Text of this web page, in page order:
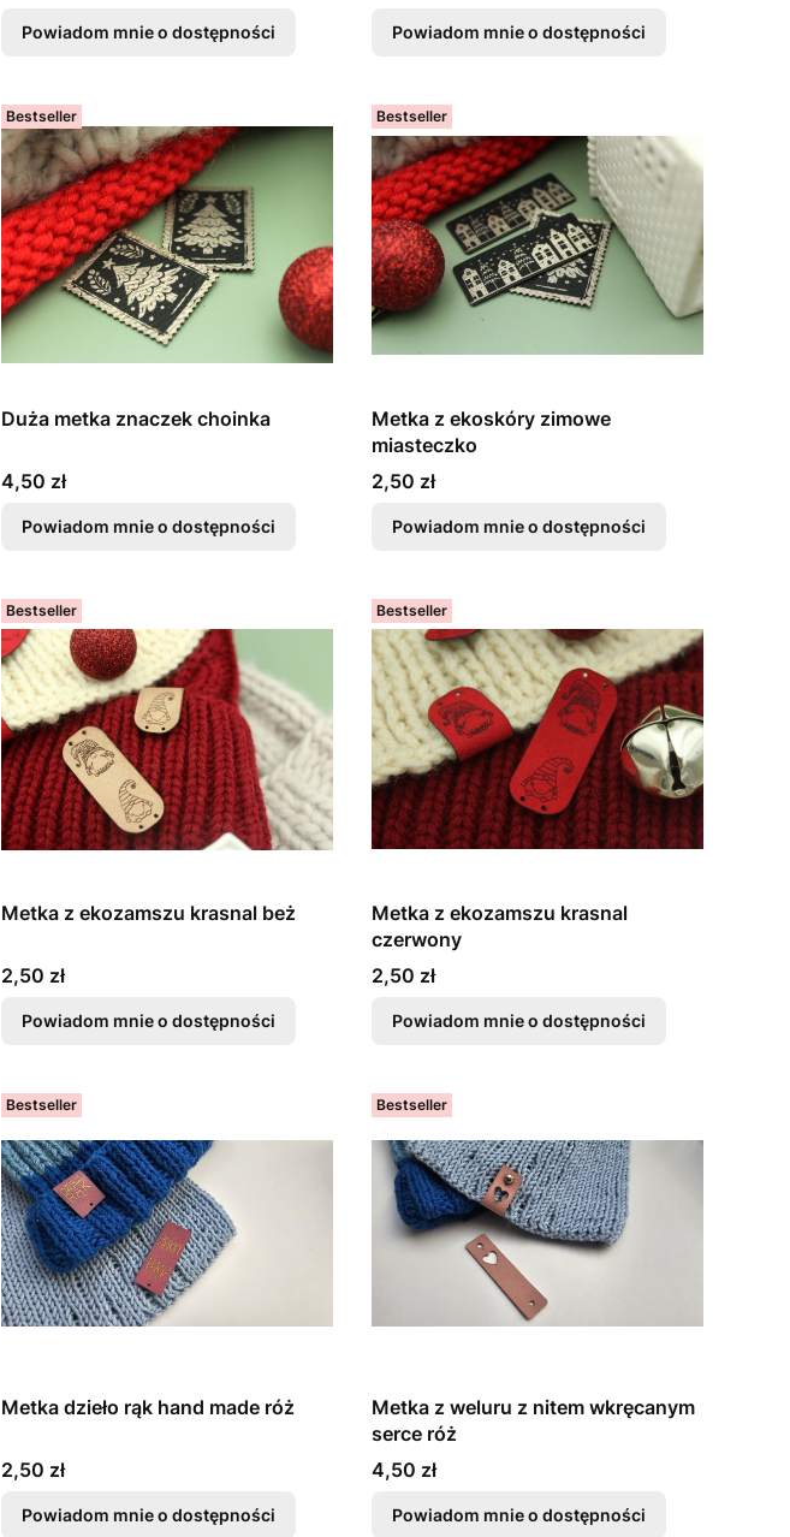
Powiadom mnie o dostępności Powiadom mnie o dostępności
Bestseller
Duża metka znaczek choinka
Cena
4,50 zł
Powiadom mnie o dostępności
Bestseller
Metka z ekoskóry zimowe
miasteczko
Cena
2,50 zł
Powiadom mnie o dostępności
Bestseller
Metka z ekozamszu krasnal beż
Cena
2,50 zł
Powiadom mnie o dostępności
Bestseller
Metka z ekozamszu krasnal
czerwony
Cena
2,50 zł
Powiadom mnie o dostępności
Bestseller
Metka dzieło rąk hand made róż
Cena
2,50 zł
Powiadom mnie o dostępności
Bestseller
Metka z weluru z nitem wkręcanym
serce róż
Cena
4,50 zł
Powiadom mnie o dostępności